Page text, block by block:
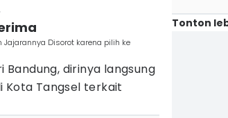
Jajarannya Disorot karena pilih ke
dirinya langsung
Kota Tangsel terkait
Tonton